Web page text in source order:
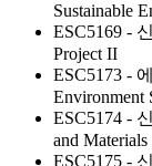
Sustainable
ESC5169 -
Project II
ESC5173 -
Environment
ESC5174 -
and
ESC5175 -